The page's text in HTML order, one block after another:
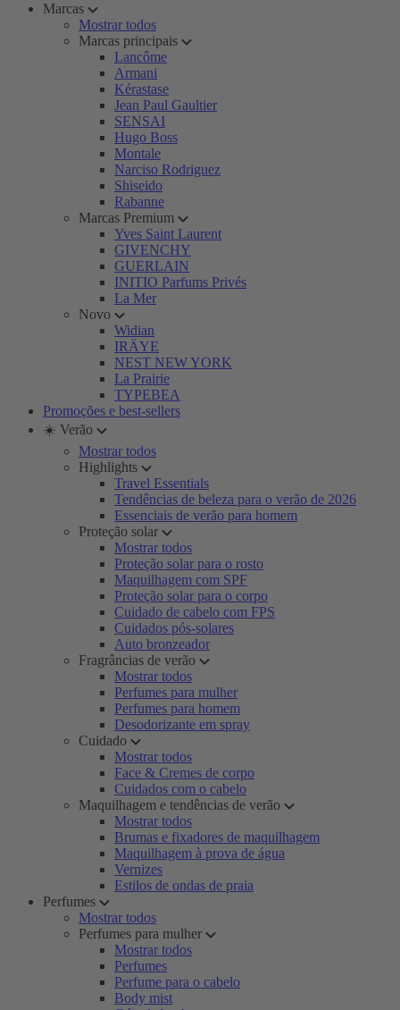
Marcas
Mostrar todos
Marcas principais
Lancôme
Armani
Kérastase
Jean Paul Gaultier
SENSAI
Hugo Boss
Montale
Narciso Rodriguez
Shiseido
Rabanne
Marcas Premium
Yves Saint Laurent
GIVENCHY
GUERLAIN
INITIO Parfums Privés
La Mer
Novo
Widian
IRÄYE
NEST NEW YORK
La Prairie
TYPEBEA
Promoções e best-sellers
☀️ Verão
Mostrar todos
Highlights
Travel Essentials
Tendências de beleza para o verão de 2026
Essenciais de verão para homem
Proteção solar
Mostrar todos
Proteção solar para o rosto
Maquilhagem com SPF
Proteção solar para o corpo
Cuidado de cabelo com FPS
Cuidados pós-solares
Auto bronzeador
Fragrâncias de verão
Mostrar todos
Perfumes para mulher
Perfumes para homem
Desodorizante em spray
Cuidado
Mostrar todos
Face & Cremes de corpo
Cuidados com o cabelo
Maquilhagem e tendências de verão
Mostrar todos
Brumas e fixadores de maquilhagem
Maquilhagem à prova de água
Vernizes
Estilos de ondas de praia
Perfumes
Mostrar todos
Perfumes para mulher
Mostrar todos
Perfumes
Perfume para o cabelo
Body mist